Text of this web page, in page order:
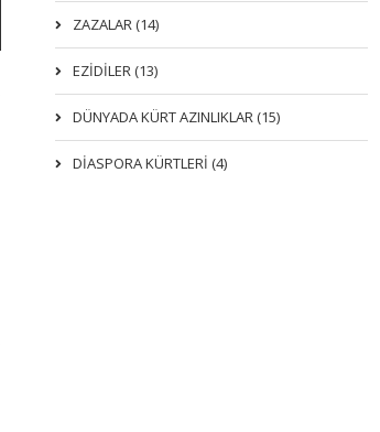
ZAZALAR (14)
EZIDILER (13)
DÜNYADA KÜRT AZINLIKLAR (15)
DİASPORA KÜRTLERİ (4)